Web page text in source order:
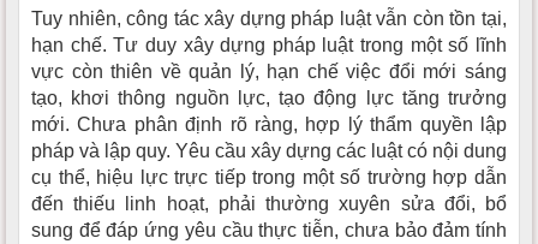
Tuy nhiên, công tác xây dựng pháp luật vẫn còn tồn tại,
hạn chế. Tư duy xây dựng pháp luật trong một số lĩnh
vực còn thiên về quản lý, hạn chế việc đổi mới sáng
tạo, khơi thông nguồn lực, tạo động lực tăng trưởng
mới. Chưa phân định rõ ràng, hợp lý thẩm quyền lập
pháp và lập quy. Yêu cầu xây dựng các luật có nội dung
cụ thể, hiệu lực trực tiếp trong một số trường hợp dẫn
đến thiếu linh hoạt, phải thường xuyên sửa đổi, bổ
sung để đáp ứng yêu cầu thực tiễn, chưa bảo đảm tính